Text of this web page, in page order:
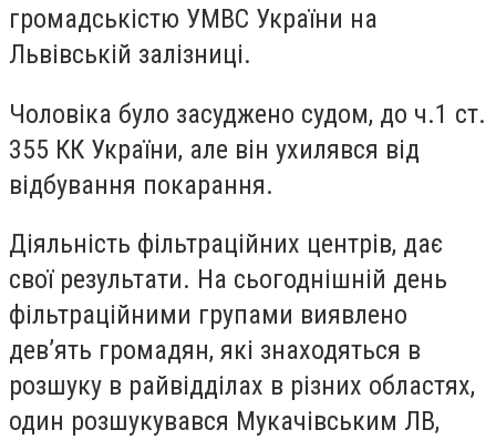
громадськістю УМВС України на
Львівській залізниці.
Чоловіка було засуджено судом, до ч.1 ст.
355 КК України, але він ухилявся від
відбування покарання.
Діяльність фільтраційних центрів, дає
свої результати. На сьогоднішній день
фільтраційними групами виявлено
дев’ять громадян, які знаходяться в
розшуку в райвідділах в різних областях,
один розшукувався Мукачівським ЛВ,